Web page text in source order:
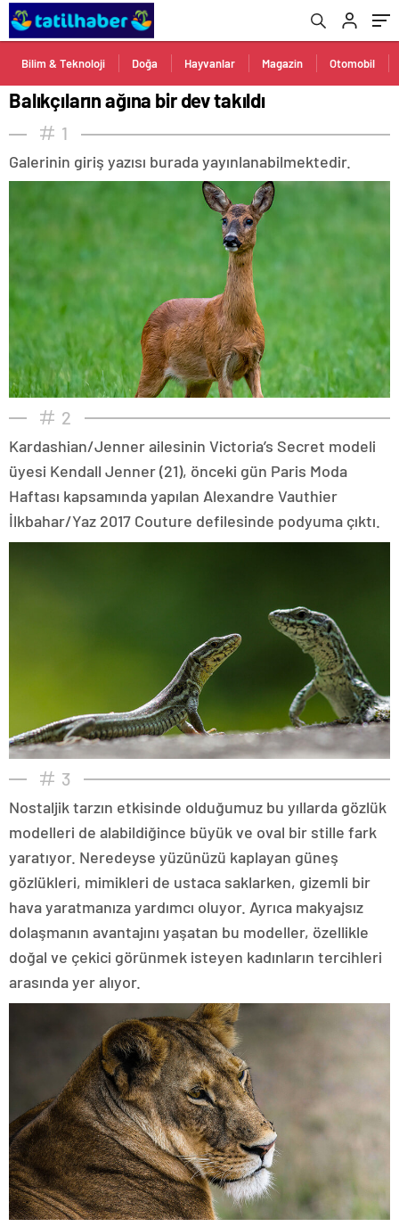
Bilim & Teknoloji Doğa Hayvanlar Magazin Otomobil
Balıkçıların ağına bir dev takıldı
1
Galerinin giriş yazısı burada yayınlanabilmektedir.
2
Kardashian/Jenner ailesinin Victoria’s Secret modeli
üyesi Kendall Jenner (21), önceki gün Paris Moda
Haftası kapsamında yapılan Alexandre Vauthier
İlkbahar/Yaz 2017 Couture defilesinde podyuma çıktı.
3
Nostaljik tarzın etkisinde olduğumuz bu yıllarda gözlük
modelleri de alabildiğince büyük ve oval bir stille fark
yaratıyor. Neredeyse yüzünüzü kaplayan güneş
gözlükleri, mimikleri de ustaca saklarken, gizemli bir
hava yaratmanıza yardımcı oluyor. Ayrıca makyajsız
dolaşmanın avantajını yaşatan bu modeller, özellikle
doğal ve çekici görünmek isteyen kadınların tercihleri
arasında yer alıyor.